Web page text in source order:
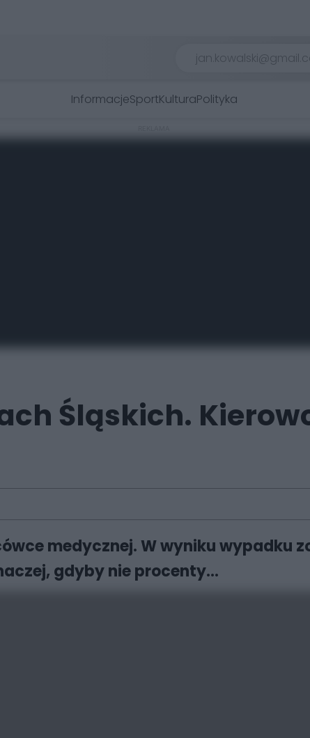
InformacjeSportKulturaPolityka
Śląskich.
medycznej. W wyniku wypadku
gdyby nie procenty...